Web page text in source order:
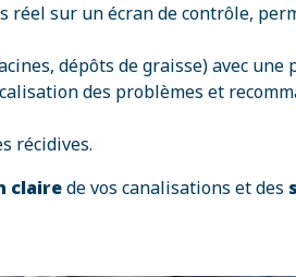
réel sur un écran de contrôle,
dépôts de graisse) avec
des problèmes et
récidives.
clairede vos canalisations et des